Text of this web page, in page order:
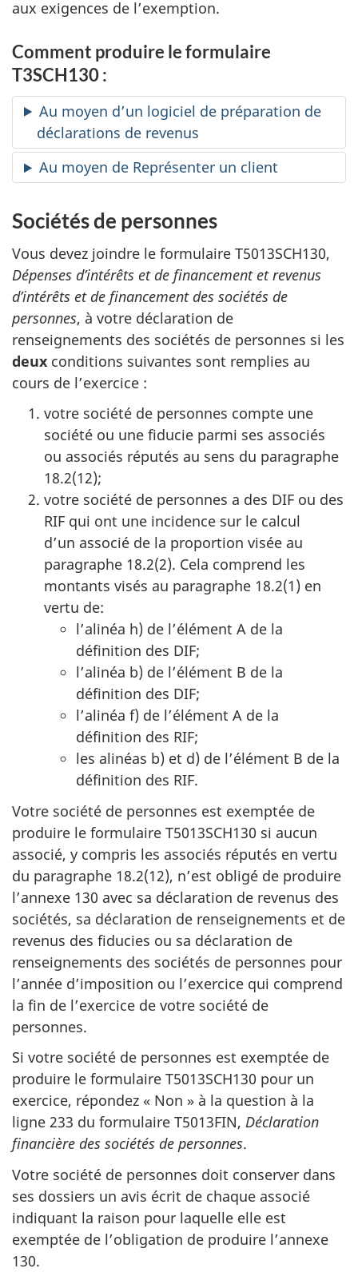
aux exigences de l’exemption.
Comment produire le formulaire
T3SCH130 :
Au moyen d’un logiciel de préparation de
déclarations de revenus
Au moyen de Représenter un client
Sociétés de personnes
Vous devez joindre le formulaire T5013SCH130,
Dépenses d’intérêts et de financement et revenus
d’intérêts et de financement des sociétés de
personnes, à votre déclaration de
renseignements des sociétés de personnes si les
deux conditions suivantes sont remplies au
cours de l’exercice :
votre société de personnes compte une
société ou une fiducie parmi ses associés
ou associés réputés au sens du paragraphe
18.2(12);
votre société de personnes a des DIF ou des
RIF qui ont une incidence sur le calcul
d’un associé de la proportion visée au
paragraphe 18.2(2). Cela comprend les
montants visés au paragraphe 18.2(1) en
vertu de:
l’alinéa h) de l’élément A de la
définition des DIF;
l’alinéa b) de l’élément B de la
définition des DIF;
l’alinéa f) de l’élément A de la
définition des RIF;
les alinéas b) et d) de l’élément B de la
définition des RIF.
Votre société de personnes est exemptée de
produire le formulaire T5013SCH130 si aucun
associé, y compris les associés réputés en vertu
du paragraphe 18.2(12), n’est obligé de produire
l’annexe 130 avec sa déclaration de revenus des
sociétés, sa déclaration de renseignements et de
revenus des fiducies ou sa déclaration de
renseignements des sociétés de personnes pour
l’année d’imposition ou l’exercice qui comprend
la fin de l’exercice de votre société de
personnes.
Si votre société de personnes est exemptée de
produire le formulaire T5013SCH130 pour un
exercice, répondez « Non » à la question à la
ligne 233 du formulaire T5013FIN, Déclaration
financière des sociétés de personnes.
Votre société de personnes doit conserver dans
ses dossiers un avis écrit de chaque associé
indiquant la raison pour laquelle elle est
exemptée de l’obligation de produire l’annexe
130.